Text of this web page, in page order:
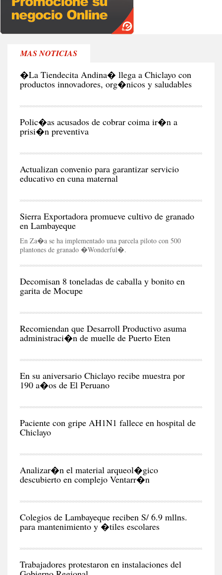
MAS NOTICIAS
�La Tiendecita Andina� llega a Chiclayo con
Polic�as acusados de cobrar coima ir�n a
prisi�n preventiva
Actualizan convenio para garantizar servicio
educativo en cuna maternal
Sierra Exportadora promueve cultivo de granado
en Lambayeque
En Za�a se ha implementado una parcela piloto con 500
plantones de granado �Wonderful�‏.
Decomisan 8 toneladas de caballa y bonito en
garita de Mocupe
Recomiendan que Desarroll Productivo asuma
administraci�n de muelle de Puerto Eten
En su aniversario Chiclayo recibe muestra por
190 a�os de El Peruano
Paciente con gripe AH1N1 fallece en hospital de
Chiclayo
Analizar�n el material arqueol�gico
descubierto en complejo Ventarr�n
Colegios de Lambayeque reciben S/ 6.9 mllns.
para mantenimiento y �tiles escolares
Trabajadores protestaron en instalaciones del